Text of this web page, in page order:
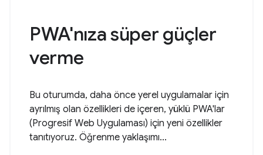
PWA'nıza süper güçler
verme
Bu oturumda, daha önce yerel uygulamalar için
ayrılmış olan özellikleri de içeren, yüklü PWA'lar
(Progresif Web Uygulaması) için yeni özellikler
tanıtıyoruz. Öğrenme yaklaşımı...